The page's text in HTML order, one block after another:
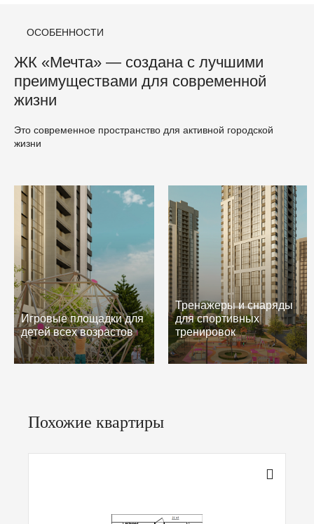
ОСОБЕННОСТИ
ЖК «Мечта» — создана с лучшими
преимуществами для современной
жизни
Это современное пространство для активной городской
жизни
Игровые площадки для
детей всех возрастов
Тренажеры и снаряды
для спортивных
тренировок
Похожие квартиры